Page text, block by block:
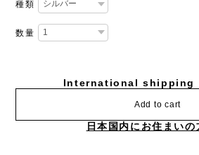
種類
数量
International shipping
Add to cart
日本国内にお住まいの